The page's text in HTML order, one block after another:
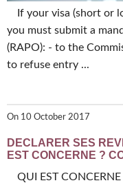
you must submit a
(RAPO): - to the
to refuse entry ...
On 10 October 2017
DECLARER SES
EST CONCERNE ?
QUI EST CONCERNE ? Les ressortissants américains sont